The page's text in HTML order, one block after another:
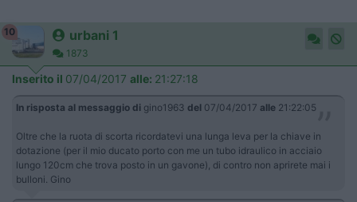
10 urbani 1
1873
Inserito il 07/04/2017 alle: 21:27:18
In risposta al messaggio di gino1963 del 07/04/2017 alle 21:22:05
Oltre che la ruota di scorta ricordatevi una lunga leva per la chiave in
dotazione (per il mio ducato porto con me un tubo idraulico in acciaio
lungo 120cm che trova posto in un gavone), di contro non aprirete mai i
bulloni. Gino